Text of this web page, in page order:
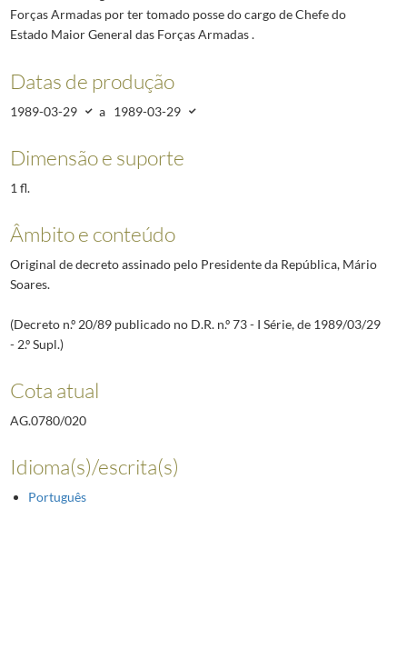
Forças Armadas por ter tomado posse do cargo de Chefe do
Estado Maior General das Forças Armadas .
Datas de produção
1989-03-29 a 1989-03-29
Dimensão e suporte
1 fl.
Âmbito e conteúdo
Original de decreto assinado pelo Presidente da República, Mário
Soares.
(Decreto n.º 20/89 publicado no D.R. n.º 73 - I Série, de 1989/03/29
- 2.º Supl.)
Cota atual
AG.0780/020
Idioma(s)/escrita(s)
Português